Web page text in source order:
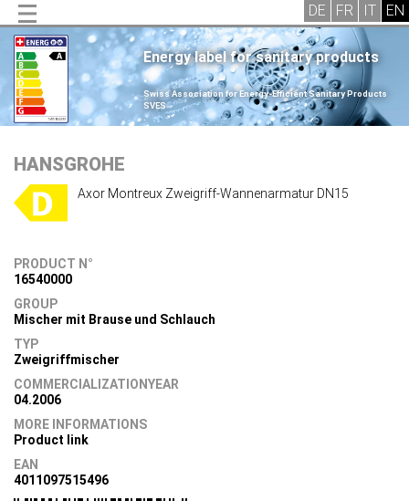
Energy label for sanitary products
.
Swiss Association for Energy-Efficient Sanitary Products
SVES
.
HANSGROHE
Axor Montreux Zweigriff-Wannenarmatur DN15
PRODUCT N°
16540000
GROUP
Mischer mit Brause und Schlauch
TYP
Zweigriffmischer
COMMERCIALIZATIONYEAR
04.2006
MORE INFORMATIONS
Product link
EAN
4011097515496